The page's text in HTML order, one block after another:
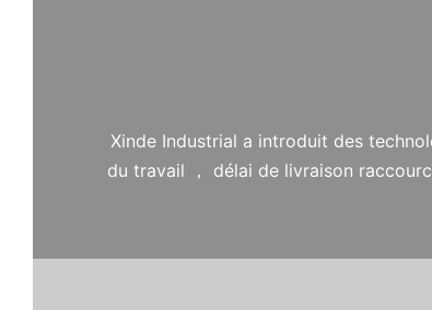
Xinde Industrial a introduit des
du travail ， délai de livraison